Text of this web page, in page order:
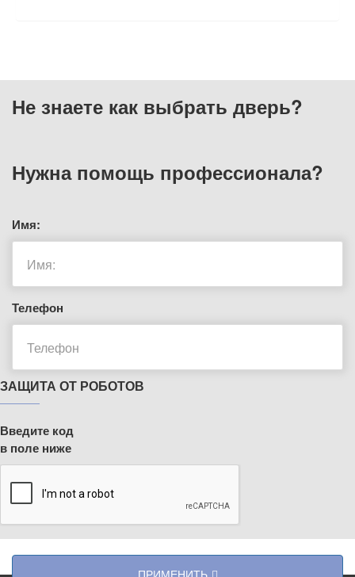
Не знаете как выбрать дверь?
Нужна помощь профессионала?
Имя:
Телефон
ЗАЩИТА ОТ РОБОТОВ
Введите код
в поле ниже